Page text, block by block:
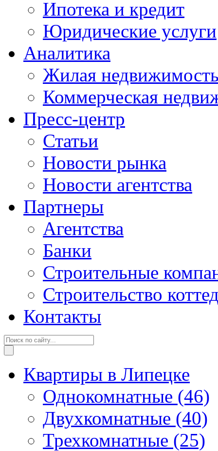
Ипотека и кредит
Юридические услуги
Аналитика
Жилая
Коммерческая
Пресс-центр
Статьи
Новости рынка
Новости агентства
Партнеры
Агентства
Банки
Строительные
Строительство
Контакты
Квартиры в Липецке
Однокомнатные (46)
Двухкомнатные (40)
Трехкомнатные (25)